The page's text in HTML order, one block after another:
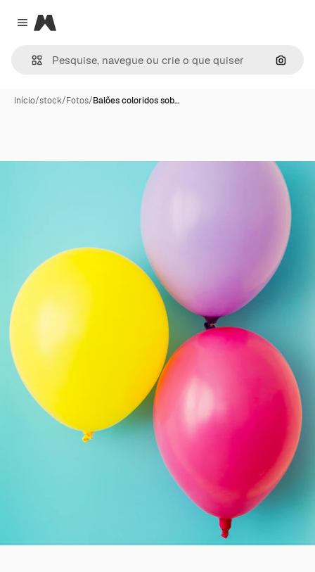
Close menu
Magnific
Início/stock/Fotos/Balões coloridos sob…